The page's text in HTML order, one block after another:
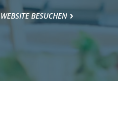
WEBSITE BESUCHEN